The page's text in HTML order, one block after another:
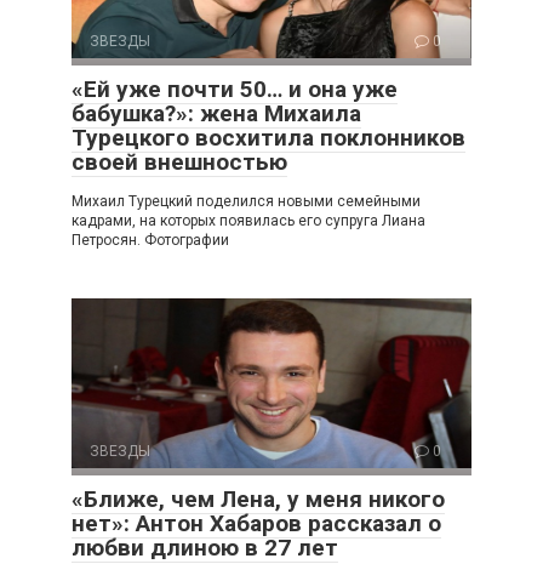
ЗВЕЗДЫ 0
«Ей уже почти 50… и она уже
бабушка?»: жена Михаила
Турецкого восхитила поклонников
своей внешностью
Михаил Турецкий поделился новыми семейными
кадрами, на которых появилась его супруга Лиана
Петросян. Фотографии
ЗВЕЗДЫ 0
«Ближе, чем Лена, у меня никого
нет»: Антон Хабаров рассказал о
любви длиною в 27 лет